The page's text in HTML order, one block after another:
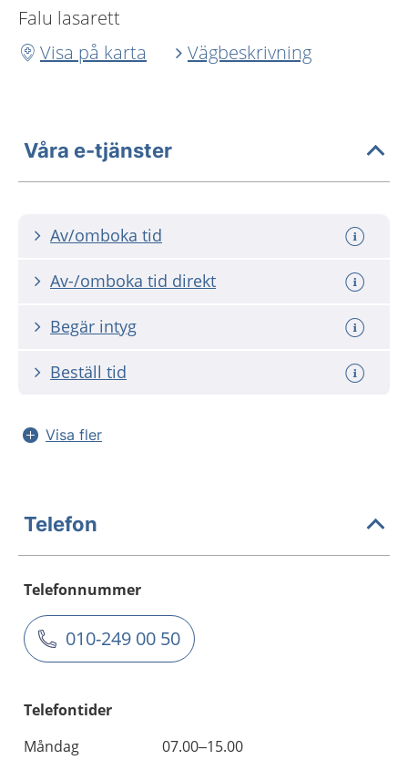
Falu lasarett
Visa på karta
Vägbeskrivning
Våra e-tjänster
Av/omboka tid
Av-/omboka tid direkt
Begär intyg
Beställ tid
Visa fler
Telefon
Telefonnummer
010-249 00 50
Telefontider
Måndag
07.00–15.00